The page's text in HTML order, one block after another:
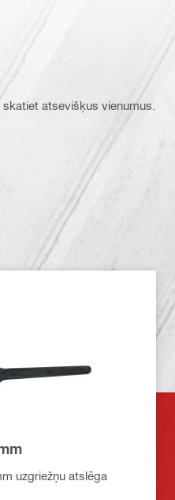
atsevišķus vienumus.
uzgriežņu atslēga